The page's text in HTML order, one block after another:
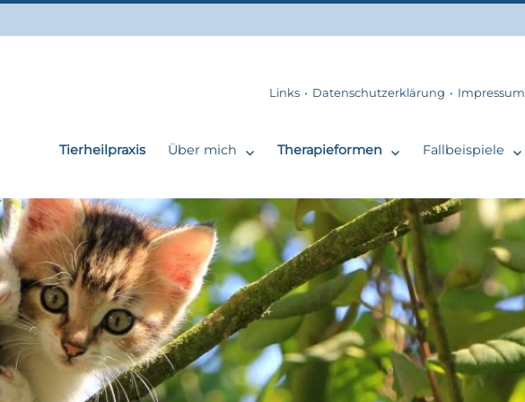
Impressum
Datenschutzerklärung
Links
Tierheilpraxis Über mich Therapieformen Fallbeispiele